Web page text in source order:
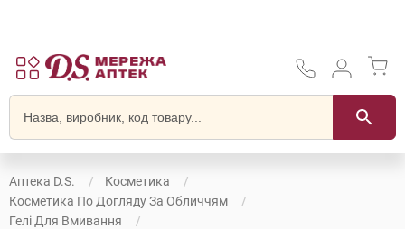
Аптека D.S.
Косметика
Косметика По Догляду За Обличчям
Гелі Для Вмивання